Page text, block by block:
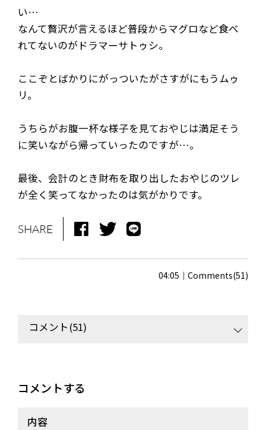
LIVE
BIO
MUSIC
VIDEO
ARCHIVES
WIMP'S REPO
STAFF DIARY
CONTACT
い…
なんて贅沢が言えるほど普段からマグロなど食べ
れてないのがドラマーサトゥシ。
ここぞとばかりにがっついたがさすがにもうムゥ
リ。
うちらがお腹一杯な様子を見ておやじは満足そう
に笑いながら帰っていったのですが…。
最後、会計のとき財布を取り出したおやじのツレ
が全く笑ってなかったのは気がかりです。
SHARE
04:05 Comments(51)
コメント(51)
コメントする
内容